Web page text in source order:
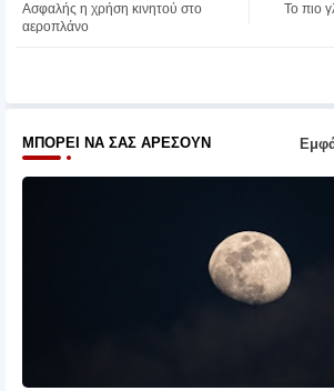
atsa
To πιο
Ασφαλής η χρήση κινητού στο
αεροπλάνο
ΜΠΟΡΕΊ ΝΑ ΣΑΣ ΑΡΈΣΟΥΝ